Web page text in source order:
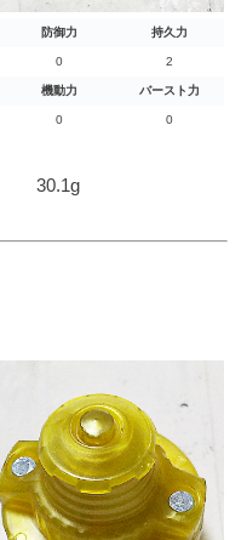
防御力 持久力
0 2
機動力 バースト力
0 0
30.1g